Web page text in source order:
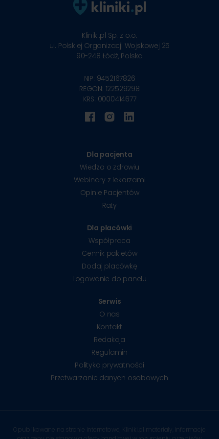
Kliniki.pl Sp. z o.o.
ul. Polskiej Organizacji Wojskowej 25
90-248 Łódź, Polska
NIP: 9452167826
REGON: 122529298
KRS: 0000414677
Dla pacjenta
Wiedza o zdrowiu
Webinary z lekarzami
Opinie Pacjentów
Raty
Dla placówki
Współpraca
Cennik pakietów
Dodaj placówkę
Logowanie do panelu
Serwis
O nas
Kontakt
Redakcja
Regulamin
Polityka prywatności
Przetwarzanie danych osobowych
Opublikowane na stronie internetowej Kliniki.pl materiały, informacje